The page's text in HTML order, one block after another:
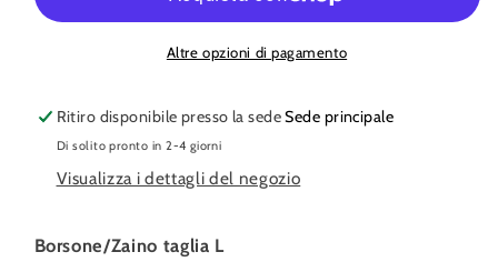
Altre opzioni di pagamento
Ritiro disponibile presso la sedeSede principale
Di solito pronto in 2-4 giorni
Visualizza i dettagli del negozio
Borsone/Zaino taglia L